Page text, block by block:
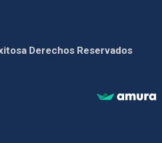
Derechos Reservados